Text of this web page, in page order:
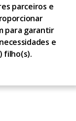
parceiros e
para garantir
e
filho(s).